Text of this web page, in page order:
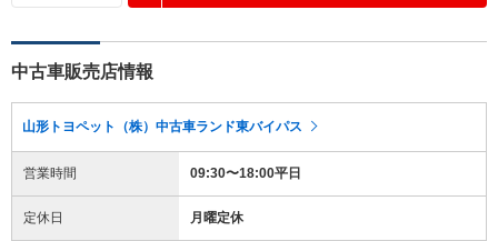
中古車販売店情報
山形トヨペット（株）中古車ランド東バイパス
営業時間 09:30〜18:00平日
定休日 月曜定休